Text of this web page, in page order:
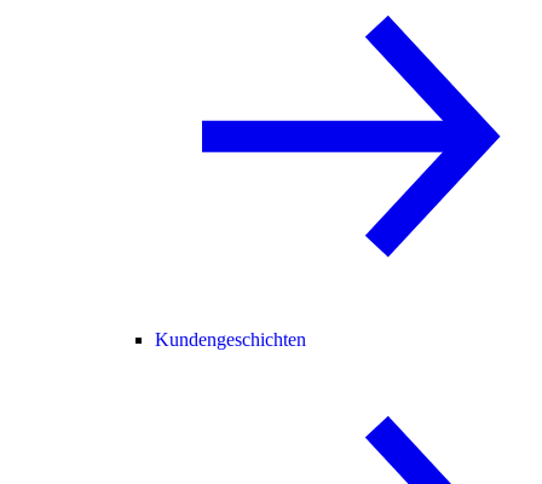
Kundengeschichten